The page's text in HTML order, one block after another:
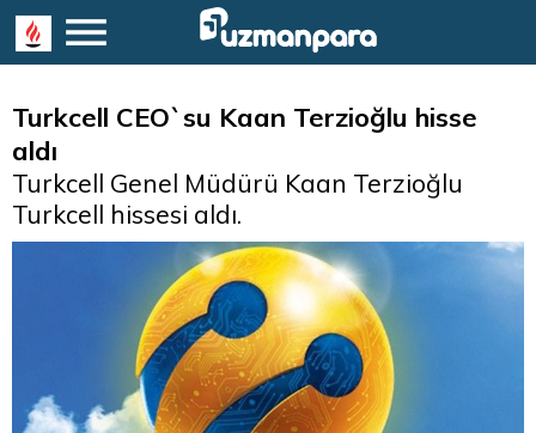
Turkcell CEO`su Kaan Terzioğlu hisse
aldı
Turkcell Genel Müdürü Kaan Terzioğlu
Turkcell hissesi aldı.